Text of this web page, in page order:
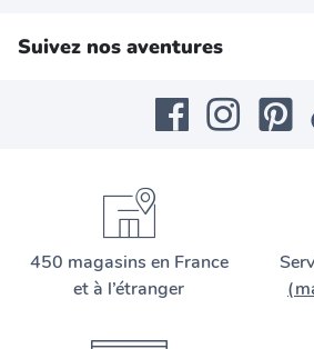
Suivez nos aventures
450 magasins en France
et à l’étranger